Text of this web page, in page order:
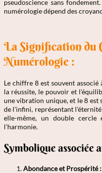
pseudoscience sans
numérologie dépend des
La Signification du
Numérologie :
Le chiffre 8 est souvent
la réussite, le pouvoir et
une vibration unique, et le 8 est
de l'infini, représentant l'éternité
elle-même, un double cercle
l'harmonie.
Symbolique associée
Abondance et Prospérité :